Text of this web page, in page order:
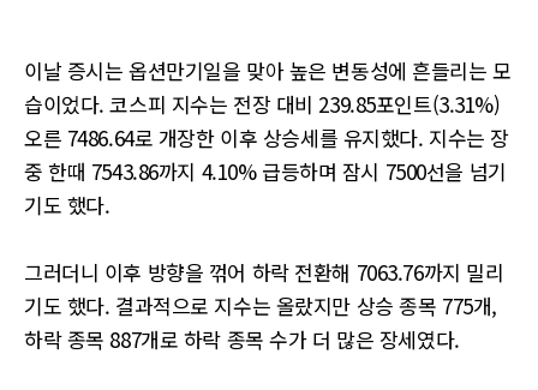
이날 증시는 옵션만기일을 맞아 높은 변동성에 흔들리는 모
습이었다. 코스피 지수는 전장 대비 239.85포인트(3.31%)
오른 7486.64로 개장한 이후 상승세를 유지했다. 지수는 장
중 한때 7543.86까지 4.10% 급등하며 잠시 7500선을 넘기
기도 했다.
그러더니 이후 방향을 꺾어 하락 전환해 7063.76까지 밀리
기도 했다. 결과적으로 지수는 올랐지만 상승 종목 775개,
하락 종목 887개로 하락 종목 수가 더 많은 장세였다.